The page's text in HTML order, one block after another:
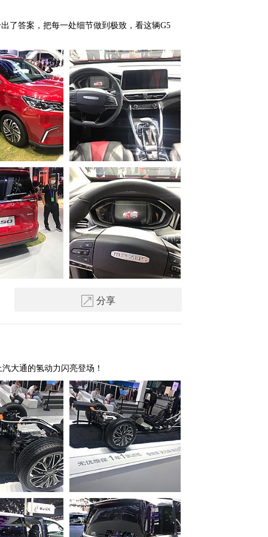
了答案，把每一处细节做到极致，看这辆G5
分享
大通的氢动力闪亮登场！